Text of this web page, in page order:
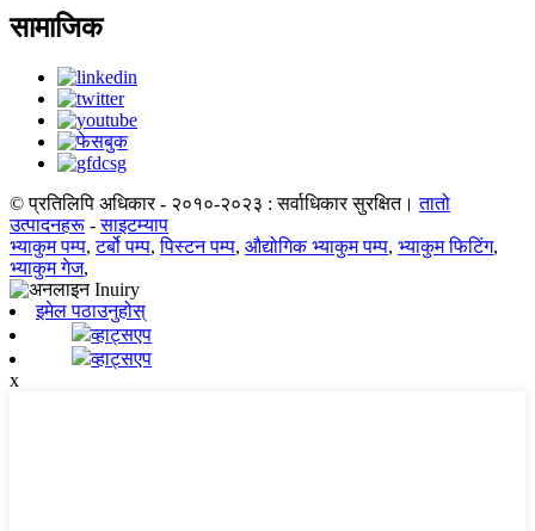
सामाजिक
© प्रतिलिपि अधिकार - २०१०-२०२३ : सर्वाधिकार सुरक्षित। तातो
उत्पादनहरू -साइटम्याप
भ्याकुम पम्प,टर्बो पम्प,पिस्टन पम्प, औद्योगिक भ्याकुम पम्प, भ्याकुम फिटिंग,
भ्याकुम गेज,
इमेल पठाउनुहोस्
व्हाट्सएप
व्हाट्सएप
x